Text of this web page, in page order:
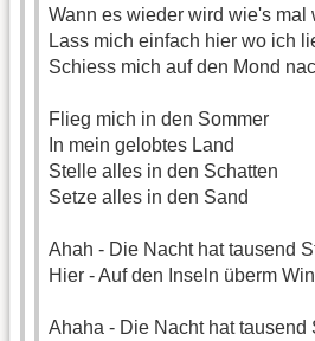
Wann es wieder wird wie's mal
Lass mich einfach hier wo ich
Schiess mich auf den Mond
Flieg mich in den Sommer
In mein gelobtes Land
Stelle alles in den Schatten
Setze alles in den Sand
Ahah - Die Nacht hat tausend
Hier - Auf den Inseln überm
Ahaha - Die Nacht hat tausend